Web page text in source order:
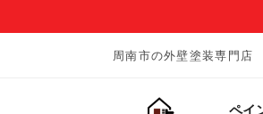
周南市の外壁塗装専門店
ペイ